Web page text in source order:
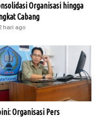
Organisasi hingga
Cabang
hari ago
Organisasi Pers